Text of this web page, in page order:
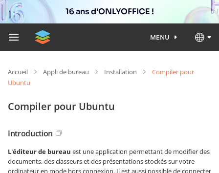
16 ans d'ONLYOFFICE !
MENU
Accueil Appli de bureau Installation
Compiler pour
Ubuntu
Compiler pour Ubuntu
Introduction
L'éditeur de bureau est une application permettant de modifier des
documents, des classeurs et des présentations stockés sur votre
ordinateur en mode hors connexion. Il est aussi possible de connecter